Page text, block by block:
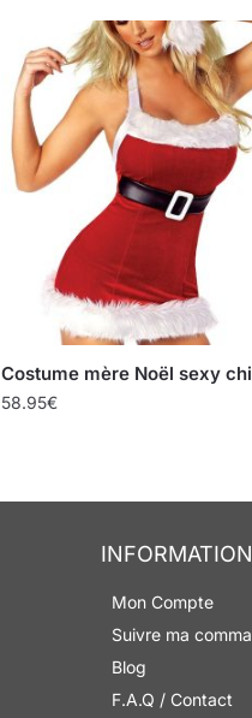
Costume mère Noël sexy
58.95€
Mon Compte
Suivre ma
Blog
F.A.Q / Contact